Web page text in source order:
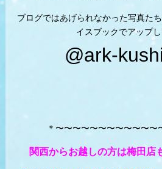
ブログではあげられなかった写真た
イスブックでアップ
@ark-
＊〜〜〜〜〜〜〜〜〜〜〜〜
関西からお越しの方は梅田店